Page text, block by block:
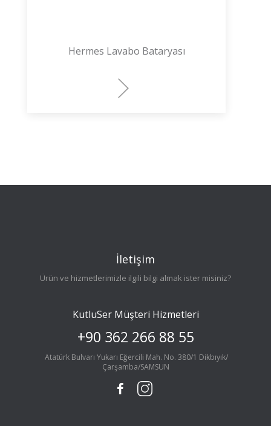
Hermes Lavabo Bataryası
İletişim
Ürün ve hizmetlerimizle ilgili bilgi almak ister misiniz?
KutluSer Müşteri Hizmetleri
+90 362 266 88 55
Atatürk Bulvarı Yukarı Eğercili Mah. No. 380/1 Dikbıyık/
Çarşamba/SAMSUN